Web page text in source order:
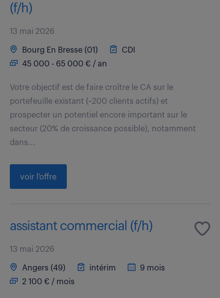
(f/h)
13 mai 2026
Bourg En Bresse (01)
CDI
45 000 - 65 000 € / an
Votre objectif est de faire croître le CA sur le
portefeuille existant (~200 clients actifs) et
prospecter un potentiel encore important sur le
secteur (20% de croissance possible), notamment
dans...
voir l'offre
assistant commercial (f/h)
13 mai 2026
Angers (49) intérim
9 mois
2 100 € / mois